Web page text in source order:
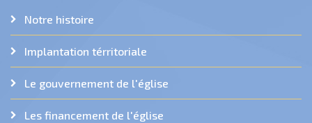
Notre histoire
Implantation térritoriale
Le gouvernement de l'église
Les financement de l'église